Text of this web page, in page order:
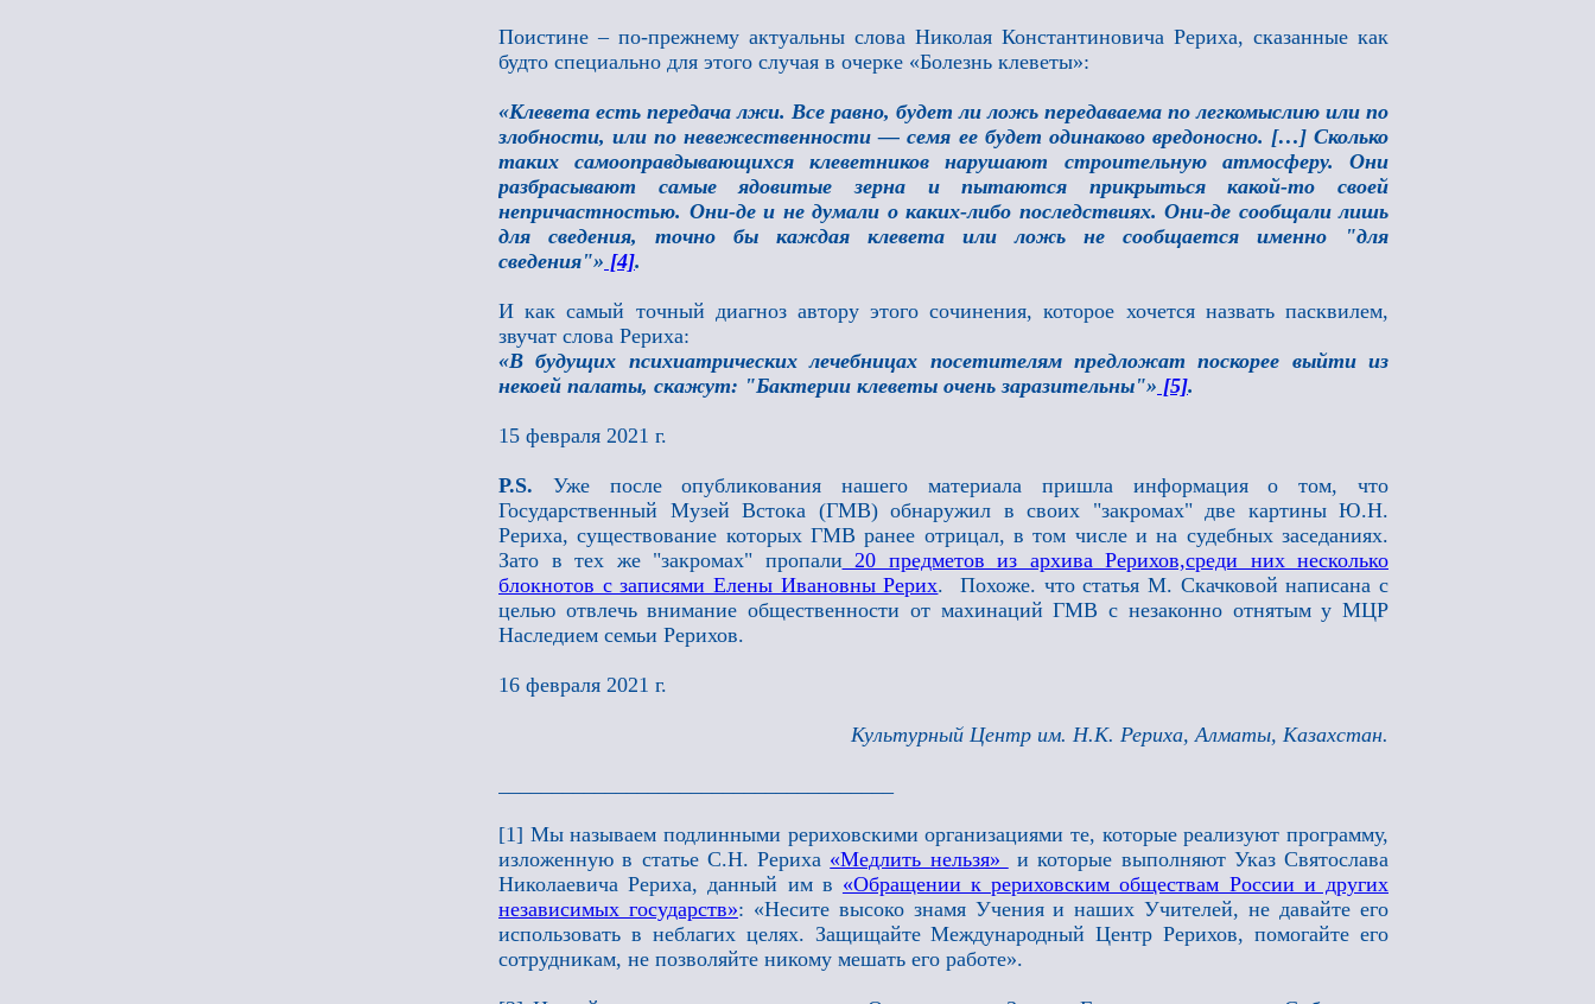
Поистине – по-прежнему актуальны слова Николая Константиновича Рериха, сказанные как
будто специально для этого случая в очерке «Болезнь клеветы»:
«Клевета есть передача лжи. Все равно, будет ли ложь передаваема по легкомыслию или по
злобности, или по невежественности — семя ее будет одинаково вредоносно. […] Сколько
таких самооправдывающихся клеветников нарушают строительную атмосферу. Они
разбрасывают самые ядовитые зерна и пытаются прикрыться какой-то своей
непричастностью. Они-де и не думали о каких-либо последствиях. Они-де сообщали лишь
для сведения, точно бы каждая клевета или ложь не сообщается именно "для
сведения"» [4].
И как самый точный диагноз автору этого сочинения, которое хочется назвать пасквилем,
звучат слова Рериха:
«В будущих психиатрических лечебницах посетителям предложат поскорее выйти из
некоей палаты, скажут: "Бактерии клеветы очень заразительны"» [5].
15 февраля 2021 г.
P.S. Уже после опубликования нашего материала пришла информация о том, что
Государственный Музей Встока (ГМВ) обнаружил в своих "закромах" две картины Ю.Н.
Рериха, существование которых ГМВ ранее отрицал, в том числе и на судебных заседаниях.
Зато в тех же "закромах" пропали 20 предметов из архива Рерихов,среди них несколько
блокнотов с записями Елены Ивановны Рерих. Похоже. что статья М. Скачковой написана с
целью отвлечь внимание общественности от махинаций ГМВ с незаконно отнятым у МЦР
Наследием семьи Рерихов.
16 февраля 2021 г.
Культурный Центр им. Н.К. Рериха, Алматы, Казахстан.
[1] Мы называем подлинными рериховскими организациями те, которые реализуют программу,
изложенную в статье С.Н. Рериха «Медлить нельзя»
и которые выполняют Указ Святослава
Николаевича Рериха, данный им в «Обращении к рериховским обществам России и других
независимых государств»: «Несите высоко знамя Учения и наших Учителей, не давайте его
использовать в неблагих целях. Защищайте Международный Центр Рерихов, помогайте его
сотрудникам, не позволяйте никому мешать его работе».